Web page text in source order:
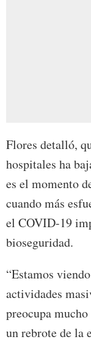
Flores detalló,
hospitales ha
es el momento
cuando más
el COVID-19
bioseguridad.
“Estamos
actividades
preocupa
un rebrote de la